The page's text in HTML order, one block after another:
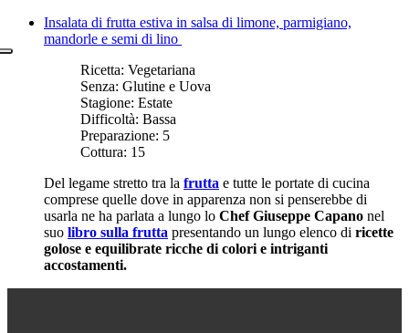
Insalata di frutta estiva in salsa di limone, parmigiano,
mandorle e semi di lino
Ricetta: Vegetariana
Senza: Glutine e Uova
Stagione: Estate
Difficoltà: Bassa
Preparazione: 5
Cottura: 15
Del legame stretto tra la frutta e tutte le portate di cucina
comprese quelle dove in apparenza non si penserebbe di
usarla ne ha parlata a lungo lo Chef Giuseppe Capano nel
suo libro sulla frutta presentando un lungo elenco di ricette
golose e equilibrate ricche di colori e intriganti
accostamenti.